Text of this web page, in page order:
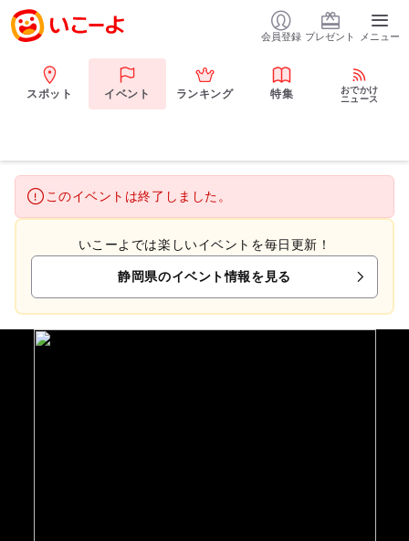
会員登録 プレゼント メニュー
スポット イベント ランキング 特集
おでかけ
ニュース
このイベントは終了しました。
いこーよでは楽しいイベントを毎日更新！
静岡県のイベント情報を見る